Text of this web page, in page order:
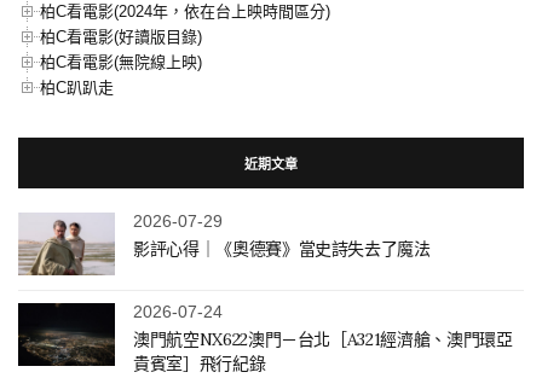
柏C看電影(2024年，依在台上映時間區分)
柏C看電影(好讀版目錄)
柏C看電影(無院線上映)
柏C趴趴走
近期文章
2026-07-29
影評心得｜《奧德賽》當史詩失去了魔法
2026-07-24
澳門航空NX622澳門－台北［A321經濟艙、澳門環亞
貴賓室］飛行紀錄